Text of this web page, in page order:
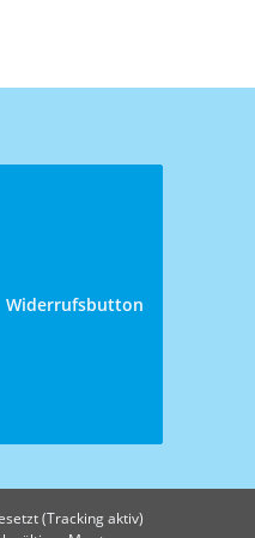
Widerrufsbutton
(Tracking aktiv)